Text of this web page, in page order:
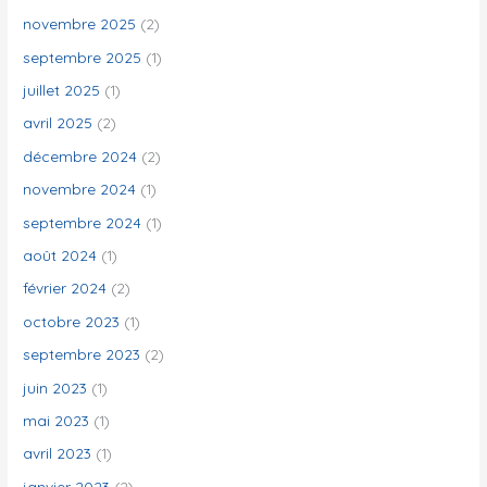
:
novembre 2025 (2)
septembre 2025 (1)
juillet 2025 (1)
avril 2025 (2)
décembre 2024 (2)
novembre 2024 (1)
septembre 2024 (1)
août 2024 (1)
février 2024 (2)
octobre 2023 (1)
septembre 2023 (2)
juin 2023 (1)
mai 2023 (1)
avril 2023 (1)